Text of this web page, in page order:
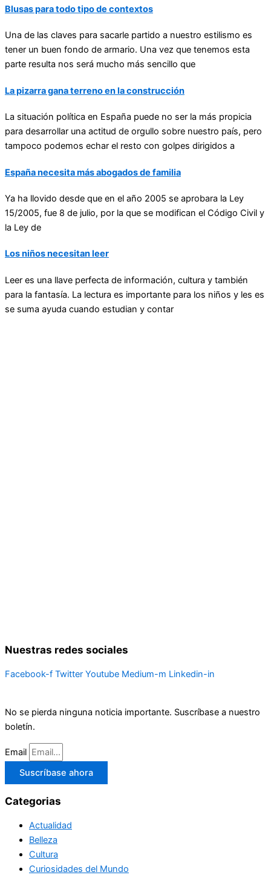
Blusas para todo tipo de contextos
Una de las claves para sacarle partido a nuestro estilismo es
tener un buen fondo de armario. Una vez que tenemos esta
parte resulta nos será mucho más sencillo que
La pizarra gana terreno en la construcción
La situación política en España puede no ser la más propicia
para desarrollar una actitud de orgullo sobre nuestro país, pero
tampoco podemos echar el resto con golpes dirigidos a
España necesita más abogados de familia
Ya ha llovido desde que en el año 2005 se aprobara la Ley
15/2005, fue 8 de julio, por la que se modifican el Código Civil y
la Ley de
Los niños necesitan leer
Leer es una llave perfecta de información, cultura y también
para la fantasía. La lectura es importante para los niños y les es
se suma ayuda cuando estudian y contar
Nuestras redes sociales
Facebook-f Twitter Youtube Medium-m Linkedin-in
No se pierda ninguna noticia importante. Suscríbase a nuestro
boletín.
Email
Suscríbase ahora
Categorias
Actualidad
Belleza
Cultura
Curiosidades del Mundo